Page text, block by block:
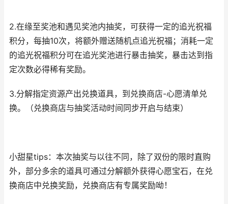
2.在缘至奖池和遇见奖池内抽奖，可获得一定的追光祝福
积分，每抽10次，将额外赠送随机点追光祝福；消耗一定
的追光祝福积分可在追光奖池进行暴击抽奖，暴击达到指
定次数必得稀有奖励。
3.分解指定资源产出兑换道具，到兑换商店-心愿清单兑
换。（兑换商店与抽奖活动时间同步开启与结束）
小甜星tips：本次抽奖与以往不同，除了双份的限时直购
外，部分多余的道具可通过分解额外获得心愿宝石，在兑
换商店中兑换奖励，兑换商店有专属奖励呦！